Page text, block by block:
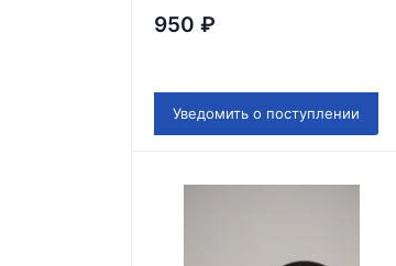
950 ₽
Уведомить о поступлении